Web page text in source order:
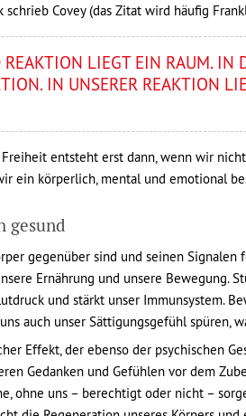
schrieb Covey (das Zitat wird häufig
REAKTION LIEGT EIN RAUM. IN
IN UNSERER REAKTION
Freiheit entsteht erst dann, wenn wir
ein körperlich, mental und emotional
gesund
gegenüber sind und seinen
Ernährung und unsere Bewegung.
und stärkt unser Immunsystem.
uns auch unser Sättigungsgefühl
Effekt, der ebenso der psychischen
Gedanken und Gefühlen vor dem
ohne uns – berechtigt oder nicht –